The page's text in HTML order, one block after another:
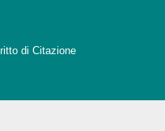
di Citazione